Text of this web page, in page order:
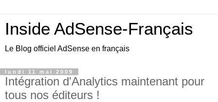
Inside AdSense-Français
Le Blog officiel AdSense en français
lundi 11 mai 2009
Intégration d'Analytics maintenant pour
tous nos éditeurs !